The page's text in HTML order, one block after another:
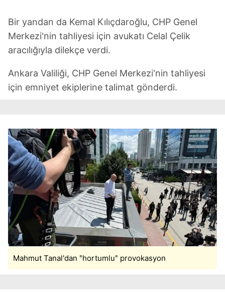
Bir yandan da Kemal Kılıçdaroğlu, CHP Genel
Merkezi'nin tahliyesi için avukatı Celal Çelik
aracılığıyla dilekçe verdi.
Ankara Valiliği, CHP Genel Merkezi'nin tahliyesi
için emniyet ekiplerine talimat gönderdi.
Mahmut Tanal'dan ʺhortumluʺ provokasyon